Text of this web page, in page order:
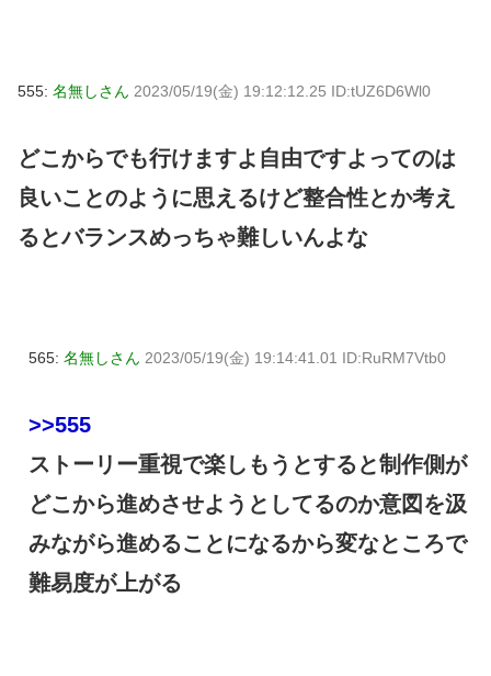
555: 名無しさん 2023/05/19(金) 19:12:12.25 ID:tUZ6D6Wl0
どこからでも行けますよ自由ですよってのは
良いことのように思えるけど整合性とか考え
るとバランスめっちゃ難しいんよな
565: 名無しさん 2023/05/19(金) 19:14:41.01 ID:RuRM7Vtb0
>>555
ストーリー重視で楽しもうとすると制作側が
どこから進めさせようとしてるのか意図を汲
みながら進めることになるから変なところで
難易度が上がる